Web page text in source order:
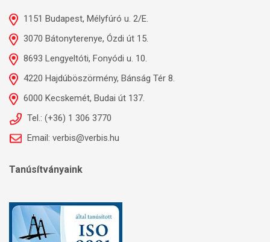
1151 Budapest, Mélyfúró u. 2/E.
3070 Bátonyterenye, Ózdi út 15.
8693 Lengyeltóti, Fonyódi u. 10.
4220 Hajdúböszörmény, Bánság Tér 8.
6000 Kecskemét, Budai út 137.
Tel.: (+36) 1 306 3770
Email: verbis@verbis.hu
Tanúsítványaink